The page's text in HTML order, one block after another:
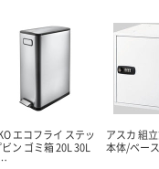
エコフライ ステッ
ビン ゴミ箱 20L 30L
アスカ 組
本体/ベー